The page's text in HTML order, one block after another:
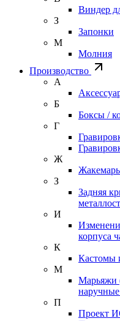
Виндер
З
Запонки
М
Молния
Производство
А
Б
Боксы /
Г
Ж
З
Задняя
И
корпуса
К
Кастомы
М
Марьяжи
П
Проект